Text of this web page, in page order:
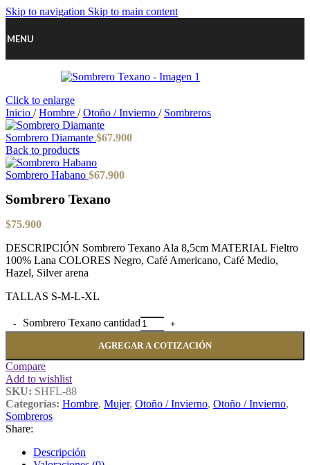
Skip to navigation Skip to main content
MENU
Click to enlarge
Inicio / Hombre / Otoño / Invierno / Sombreros
Sombrero Diamante $67.900
Back to products
Sombrero Habano $67.900
Sombrero Texano
$75.900
DESCRIPCIÓN Sombrero Texano Ala 8,5cm MATERIAL Fieltro
100% Lana COLORES Negro, Café Americano, Café Medio,
Hazel, Silver arena
TALLAS S-M-L-XL
Sombrero Texano cantidad
AGREGAR A COTIZACIÓN
Compare
Add to wishlist
SKU: SHFL-88
Categorías: Hombre, Mujer, Otoño / Invierno, Otoño / Invierno,
Sombreros
Share:
Descripción